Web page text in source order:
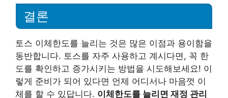
결론
토스 이체한도를 늘리는 것은 많은 이점과 용이함을
동반합니다. 토스를 자주 사용하고 계시다면, 꼭 한
도를 확인하고 증가시키는 방법을 시도해보세요! 이
렇게 준비가 되어 있다면 언제 어디서나 마음껏 이
체를 할 수 있답니다. 이체한도를 늘리면 재정 관리